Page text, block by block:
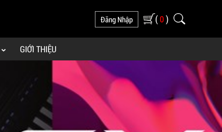
Đăng Nhập (0)
GIỚI THIỆU